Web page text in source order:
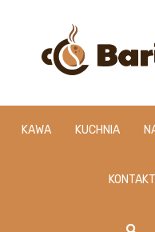
KAWA KUCHNIA
KONTAKT